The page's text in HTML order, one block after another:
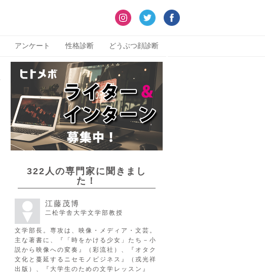
アンケート 性格診断 どうぶつ顔診断
322人の専門家に聞きまし
た！
江藤茂博
二松学舎大学文学部教授
文学部長。専攻は、映像・メディア・文芸。
主な著書に、『「時をかける少女」たち－小
説から映像への変奏』（彩流社）、『オタク
文化と蔓延するニセモノビジネス』（戎光祥
出版）、『大学生のための文学レッスン』